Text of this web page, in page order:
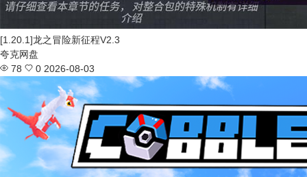
[1.20.1]龙之冒险新征程V2.3
夸克网盘
78
0 2026-08-03